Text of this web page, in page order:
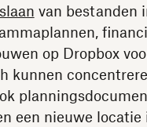
van bestanden
op Dropbox
kunnen
een nieuwe